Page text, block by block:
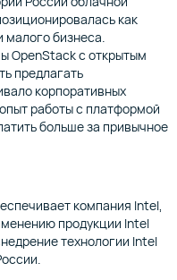
как
малого бизнеса.
OpenStack с открытым
предлагать
корпоративных
работы с платформой
больше за привычное
компания Intel,
продукции Intel
технологии Intel